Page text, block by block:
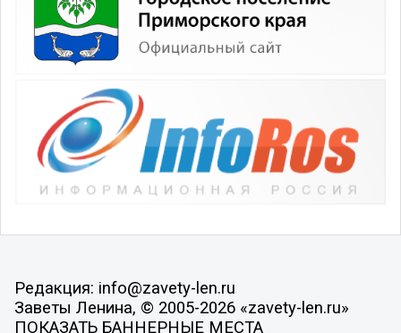
Редакция: info@zavety-len.ru
Заветы Ленина, © 2005-2026 «zavety-len.ru»
ПОКАЗАТЬ БАННЕРНЫЕ МЕСТА